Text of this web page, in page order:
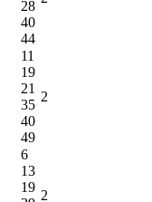
28
40
44
11
19
21
35
40
49
2
6
13
19
2